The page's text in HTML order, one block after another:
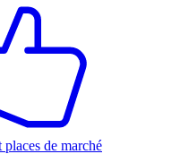
places de marché